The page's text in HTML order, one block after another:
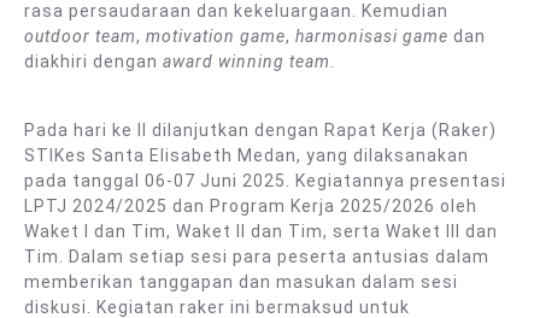
rasa persaudaraan dan kekeluargaan. Kemudian
outdoor team, motivation game, harmonisasi game dan
diakhiri dengan award winning team.
Pada hari ke II dilanjutkan dengan Rapat Kerja (Raker)
STIKes Santa Elisabeth Medan, yang dilaksanakan
pada tanggal 06-07 Juni 2025. Kegiatannya presentasi
LPTJ 2024/2025 dan Program Kerja 2025/2026 oleh
Waket I dan Tim, Waket II dan Tim, serta Waket III dan
Tim. Dalam setiap sesi para peserta antusias dalam
memberikan tanggapan dan masukan dalam sesi
diskusi. Kegiatan raker ini bermaksud untuk